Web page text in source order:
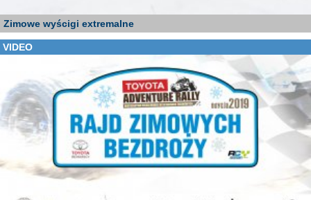
Zimowe wyścigi extremalne
VIDEO